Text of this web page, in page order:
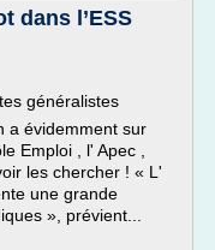
dans l’ESS
généralistes
a évidemment sur
Emploi , l' Apec ,
les chercher ! « L'
une grande
», prévient...